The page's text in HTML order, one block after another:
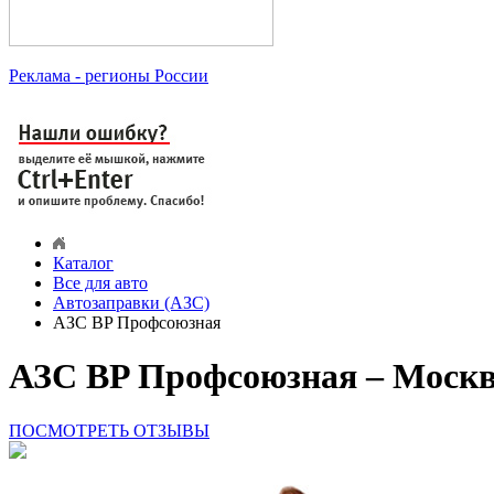
Реклама - регионы России
Каталог
Все для авто
Автозаправки (АЗС)
АЗС BP Профсоюзная
АЗС BP Профсоюзная –
ПОСМОТРЕТЬ ОТЗЫВЫ